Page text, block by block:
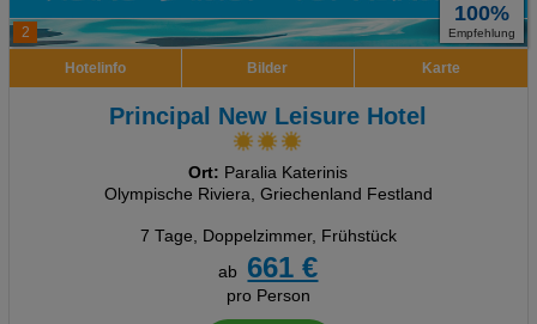
2
100%
Empfehlung
Hotelinfo Bilder Karte
Principal New Leisure Hotel
Ort: Paralia Katerinis
Olympische Riviera, Griechenland Festland
7 Tage, Doppelzimmer, Frühstück
ab
661 €
pro Person